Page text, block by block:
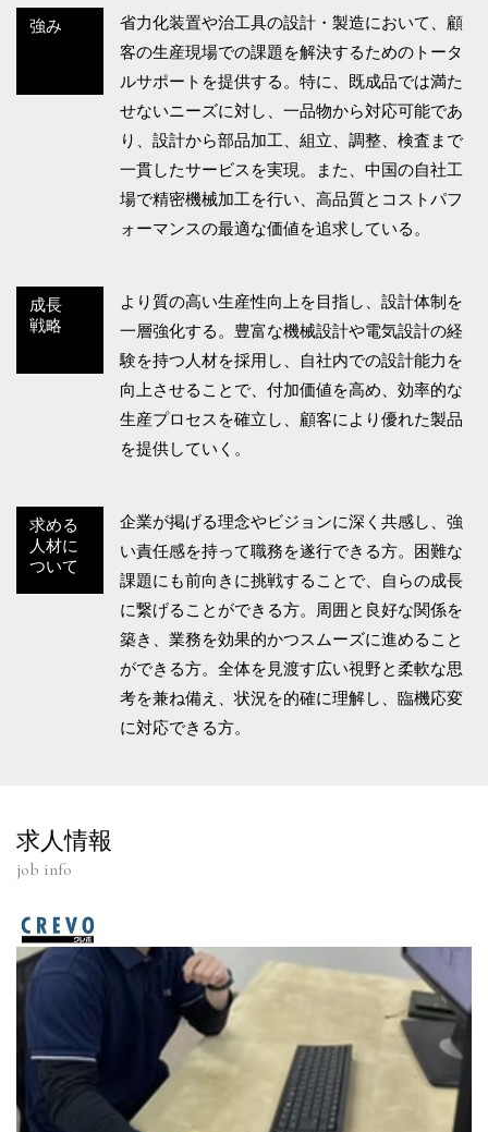
強み
省力化装置や治工具の設計・製造において、顧
客の生産現場での課題を解決するためのトータ
ルサポートを提供する。特に、既成品では満た
せないニーズに対し、一品物から対応可能であ
り、設計から部品加工、組立、調整、検査まで
一貫したサービスを実現。また、中国の自社工
場で精密機械加工を行い、高品質とコストパフ
ォーマンスの最適な価値を追求している。
成長
戦略
より質の高い生産性向上を目指し、設計体制を
一層強化する。豊富な機械設計や電気設計の経
験を持つ人材を採用し、自社内での設計能力を
向上させることで、付加価値を高め、効率的な
生産プロセスを確立し、顧客により優れた製品
を提供していく。
求める
人材に
ついて
企業が掲げる理念やビジョンに深く共感し、強
い責任感を持って職務を遂行できる方。困難な
課題にも前向きに挑戦することで、自らの成長
に繋げることができる方。周囲と良好な関係を
築き、業務を効果的かつスムーズに進めること
ができる方。全体を見渡す広い視野と柔軟な思
考を兼ね備え、状況を的確に理解し、臨機応変
に対応できる方。
求人情報
job info